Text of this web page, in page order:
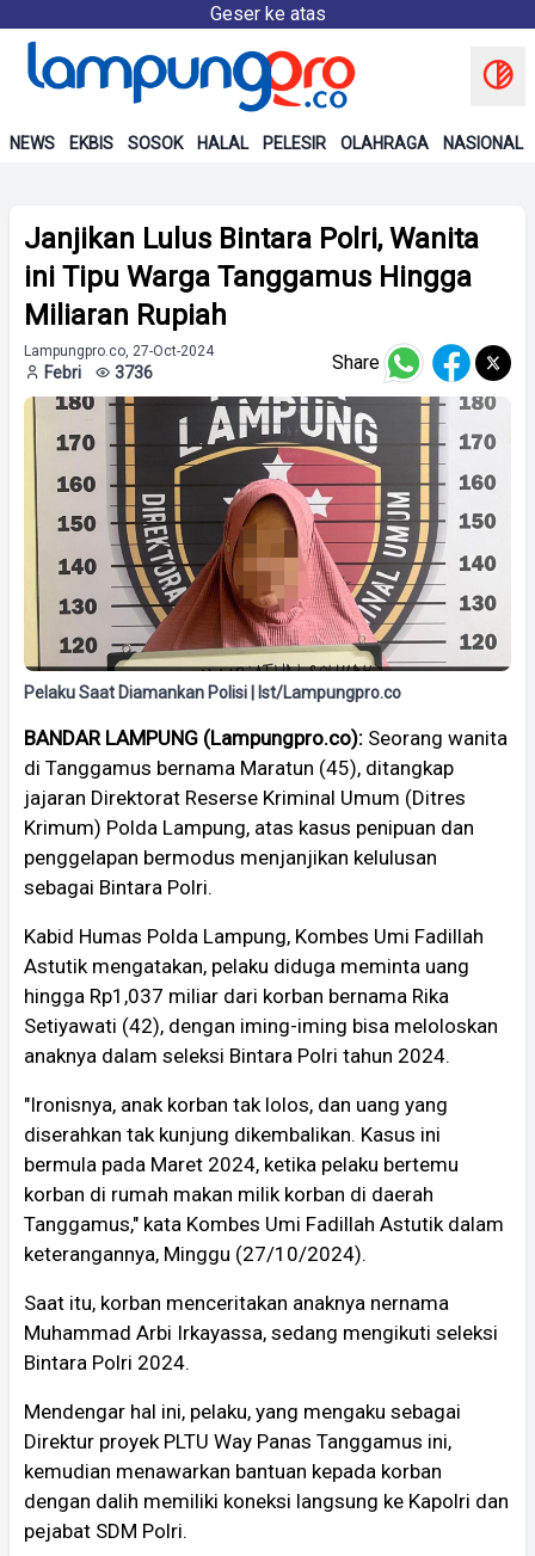
Geser ke atas
NEWS EKBIS SOSOK HALAL PELESIR OLAHRAGA NASIONAL
Janjikan Lulus Bintara Polri, Wanita
ini Tipu Warga Tanggamus Hingga
Miliaran Rupiah
Lampungpro.co, 27-Oct-2024
Febri 3736 Share
Pelaku Saat Diamankan Polisi | Ist/Lampungpro.co
BANDAR LAMPUNG (Lampungpro.co): Seorang wanita
di Tanggamus bernama Maratun (45), ditangkap
jajaran Direktorat Reserse Kriminal Umum (Ditres
Krimum) Polda Lampung, atas kasus penipuan dan
penggelapan bermodus menjanjikan kelulusan
sebagai Bintara Polri.
Kabid Humas Polda Lampung, Kombes Umi Fadillah
Astutik mengatakan, pelaku diduga meminta uang
hingga Rp1,037 miliar dari korban bernama Rika
Setiyawati (42), dengan iming-iming bisa meloloskan
anaknya dalam seleksi Bintara Polri tahun 2024.
"Ironisnya, anak korban tak lolos, dan uang yang
diserahkan tak kunjung dikembalikan. Kasus ini
bermula pada Maret 2024, ketika pelaku bertemu
korban di rumah makan milik korban di daerah
Tanggamus," kata Kombes Umi Fadillah Astutik dalam
keterangannya, Minggu (27/10/2024).
Saat itu, korban menceritakan anaknya nernama
Muhammad Arbi Irkayassa, sedang mengikuti seleksi
Bintara Polri 2024.
Mendengar hal ini, pelaku, yang mengaku sebagai
Direktur proyek PLTU Way Panas Tanggamus ini,
kemudian menawarkan bantuan kepada korban
dengan dalih memiliki koneksi langsung ke Kapolri dan
pejabat SDM Polri.